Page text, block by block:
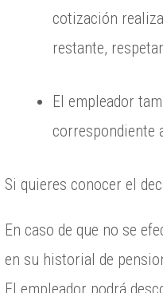
cotización
restante,
El empleador
correspondiente
Si quieres conocer el
En caso de que no se
en su historial de
El empleador podrá